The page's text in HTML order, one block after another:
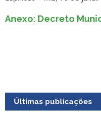
Anexo: Decreto
Últimas publicações